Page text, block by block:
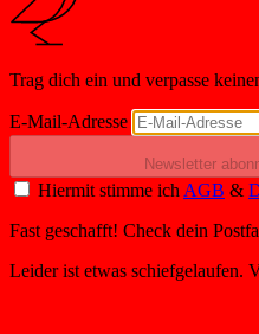
Trag dich ein und verpasse
E-Mail-Adresse
Newsletter
Hiermit stimme ich AGB &
Fast geschafft! Check dein
Leider ist etwas schiefgelaufen.